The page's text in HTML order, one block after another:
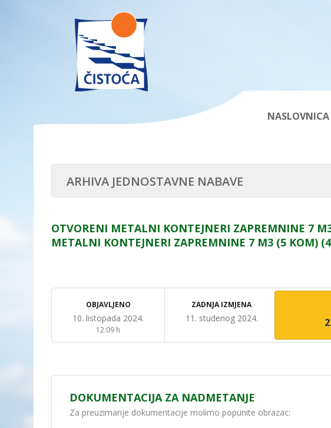
NASLOVNICA
ARHIVA JEDNOSTAVNE NABAVE
OTVORENI METALNI KONTEJNERI ZAPREMNINE 7
METALNI KONTEJNERI ZAPREMNINE 7 M3 (5 KOM)
OBJAVLJENO
10. listopada 2024.
12:09 h
ZADNJA IZMJENA
11. studenog 2024.
DOKUMENTACIJA ZA NADMETANJE
Za preuzimanje dokumentacije molimo popunite obrazac: